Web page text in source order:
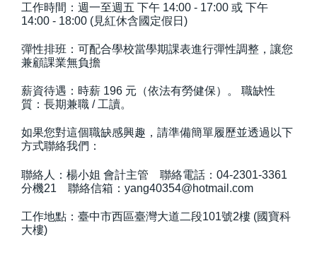
工作時間：週一至週五 下午 14:00 - 17:00 或 下午
14:00 - 18:00 (見紅休含國定假日)
彈性排班：可配合學校當學期課表進行彈性調整，讓您
兼顧課業無負擔
薪資待遇：時薪 196 元（依法有勞健保）。 職缺性
質：長期兼職 / 工讀。
如果您對這個職缺感興趣，請準備簡單履歷並透過以下
方式聯絡我們：
聯絡人：楊小姐 會計主管 聯絡電話：04-2301-3361
分機21 聯絡信箱：yang40354@hotmail.com
工作地點：臺中市西區臺灣大道二段101號2樓 (國寶科
大樓)